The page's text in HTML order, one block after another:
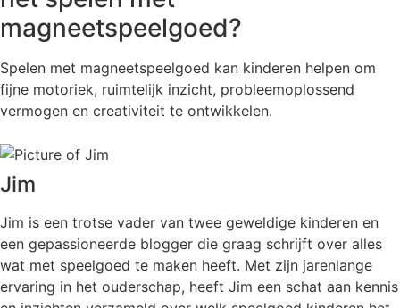
magneetspeelgoed?
Spelen met magneetspeelgoed kan kinderen helpen om
fijne motoriek, ruimtelijk inzicht, probleemoplossend
vermogen en creativiteit te ontwikkelen.
Jim
Jim is een trotse vader van twee geweldige kinderen en
een gepassioneerde blogger die graag schrijft over alles
wat met speelgoed te maken heeft. Met zijn jarenlange
ervaring in het ouderschap, heeft Jim een schat aan kennis